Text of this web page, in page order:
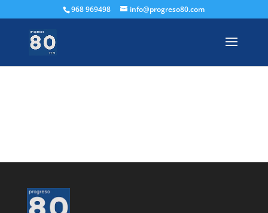
968 969498 info@progreso80.com